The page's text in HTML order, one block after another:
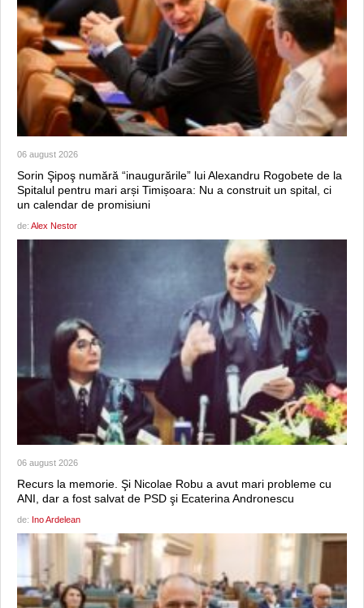
06 august 2026
Sorin Şipoş numără “inaugurările” lui Alexandru Rogobete de la
Spitalul pentru mari arși Timișoara: Nu a construit un spital, ci
un calendar de promisiuni
de: Alex Nestor
06 august 2026
Recurs la memorie. Şi Nicolae Robu a avut mari probleme cu
ANI, dar a fost salvat de PSD şi Ecaterina Andronescu
de: Ino Ardelean